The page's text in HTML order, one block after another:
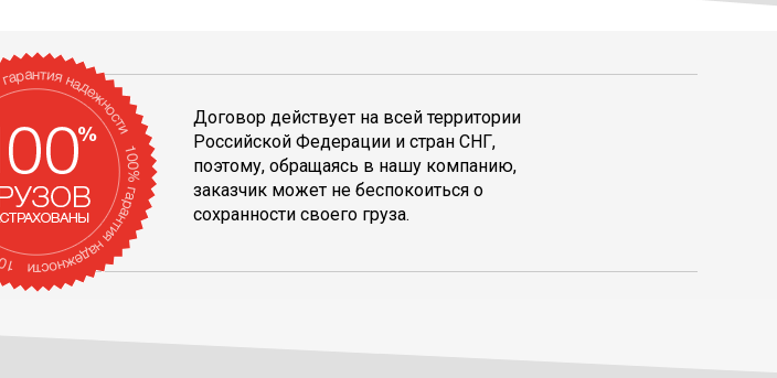
Договор действует на всей территории
Российской Федерации и стран СНГ,
поэтому, обращаясь в нашу компанию,
заказчик может не беспокоиться о
сохранности своего груза.